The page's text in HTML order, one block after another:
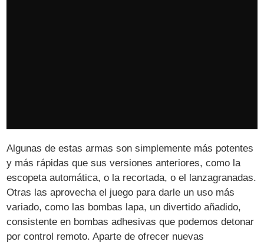
Algunas de estas armas son simplemente más potentes
y más rápidas que sus versiones anteriores, como la
escopeta automática, o la recortada, o el lanzagranadas.
Otras las aprovecha el juego para darle un uso más
variado, como las bombas lapa, un divertido añadido,
consistente en bombas adhesivas que podemos detonar
por control remoto. Aparte de ofrecer nuevas